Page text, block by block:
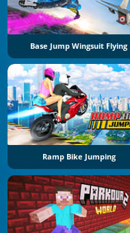
Base Jump Wingsuit Flying
Ramp Bike Jumping